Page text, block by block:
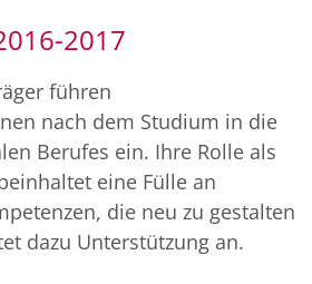
2017
führen
nach dem Studium in die
Berufes ein. Ihre Rolle als
eine Fülle an
die neu zu gestalten
dazu Unterstützung an.